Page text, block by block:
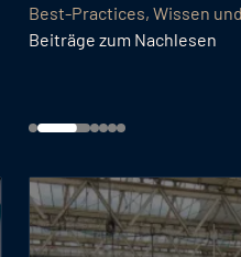
Best-Practices, Wissen
Beiträge zum Nachlesen